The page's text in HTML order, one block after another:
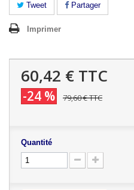
Tweet Partager
Imprimer
60,42 € TTC
-24 % 79,60 €TTC
Quantité